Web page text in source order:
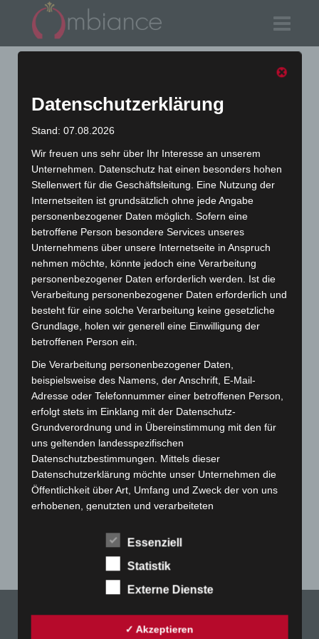
Suchergebnisse für
'051517-1'
Alle Krawatten Tücher Sets
Schleifen
Hosenträger
Outlet Neuheiten
Art.-Nr. 051517-1
Nickituch, Reine Seide, Twill, bedruckt, ca.
53x53cm
Datenschutzerklärung
Stand: 07.08.2026
Wir freuen uns sehr über Ihr Interesse an unserem
Unternehmen. Datenschutz hat einen besonders hohen
Stellenwert für die Geschäftsleitung. Eine Nutzung der
Internetseiten ist grundsätzlich ohne jede Angabe
personenbezogener Daten möglich. Sofern eine
betroffene Person besondere Services unseres
Unternehmens über unsere Internetseite in Anspruch
nehmen möchte, könnte jedoch eine Verarbeitung
personenbezogener Daten erforderlich werden. Ist die
Verarbeitung personenbezogener Daten erforderlich und
besteht für eine solche Verarbeitung keine gesetzliche
Grundlage, holen wir generell eine Einwilligung der
betroffenen Person ein.
Die Verarbeitung personenbezogener Daten,
beispielsweise des Namens, der Anschrift, E-Mail-
Adresse oder Telefonnummer einer betroffenen Person,
erfolgt stets im Einklang mit der Datenschutz-
Grundverordnung und in Übereinstimmung mit den für
uns geltenden landesspezifischen
Datenschutzbestimmungen. Mittels dieser
Datenschutzerklärung möchte unser Unternehmen die
Öffentlichkeit über Art, Umfang und Zweck der von uns
erhobenen, genutzten und verarbeiteten
betroffene Personen mittels dieser Datenschutzerklärung
zahlreiche technische und organisatorische Maßnahmen
Essenziell
Statistik
Externe Dienste
✓ Akzeptieren